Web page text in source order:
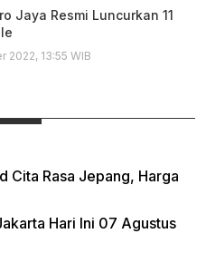
Jaya Resmi Luncurkan 11
2022, 13:55 WIB
Cita Rasa Jepang, Harga
Hari Ini 07 Agustus